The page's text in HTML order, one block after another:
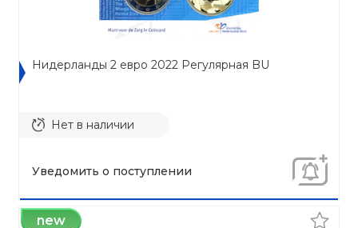
Нидерланды 2 евро 2022 Регулярная BU
Нет в наличии
Уведомить о поступлении
new